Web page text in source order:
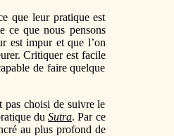
que leur pratique est
ce que nous pensons
est impur et que l’on
Critiquer est facile
de faire quelque
pas choisi de suivre le
duSutra. Par ce
au plus profond de